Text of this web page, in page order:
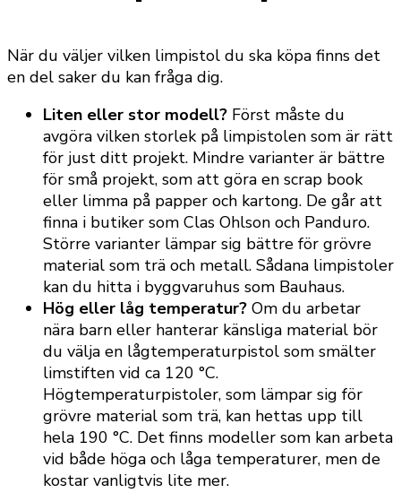
När du väljer vilken limpistol du ska köpa finns det
en del saker du kan fråga dig.
Liten eller stor modell? Först måste du
avgöra vilken storlek på limpistolen som är rätt
för just ditt projekt. Mindre varianter är bättre
för små projekt, som att göra en scrap book
eller limma på papper och kartong. De går att
finna i butiker som Clas Ohlson och Panduro.
Större varianter lämpar sig bättre för grövre
material som trä och metall. Sådana limpistoler
kan du hitta i byggvaruhus som Bauhaus.
Hög eller låg temperatur? Om du arbetar
nära barn eller hanterar känsliga material bör
du välja en lågtemperaturpistol som smälter
limstiften vid ca 120 °C.
Högtemperaturpistoler, som lämpar sig för
grövre material som trä, kan hettas upp till
hela 190 °C. Det finns modeller som kan arbeta
vid både höga och låga temperaturer, men de
kostar vanligtvis lite mer.